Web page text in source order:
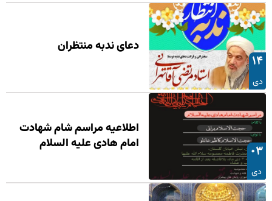
۱۴
دی
دعای ندبه منتظران
۰۳
دی
اطلاعیه مراسم شام شهادت
امام هادی علیه السلام